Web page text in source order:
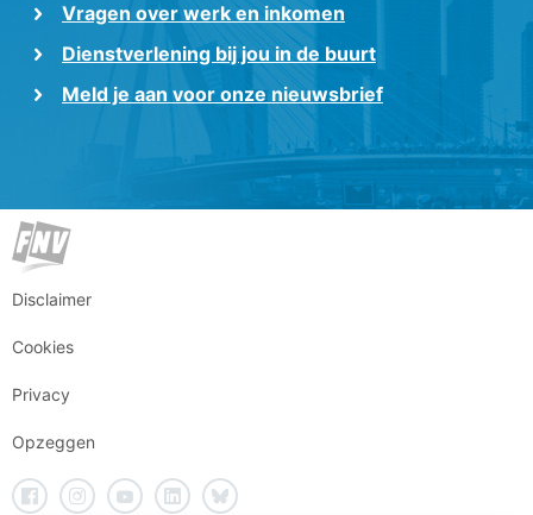
Vragen over werk en inkomen
Dienstverlening bij jou in de buurt
Meld je aan voor onze nieuwsbrief
Disclaimer
Cookies
Privacy
Opzeggen